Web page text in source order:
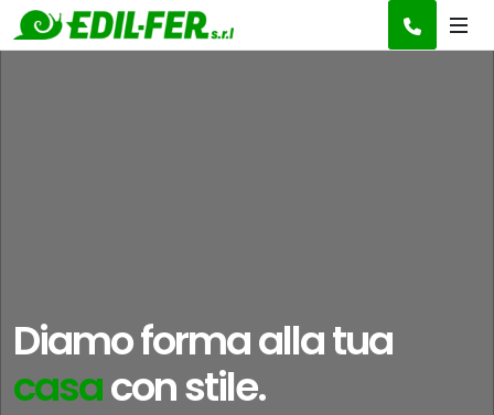
Diamo forma alla tua
con stile.